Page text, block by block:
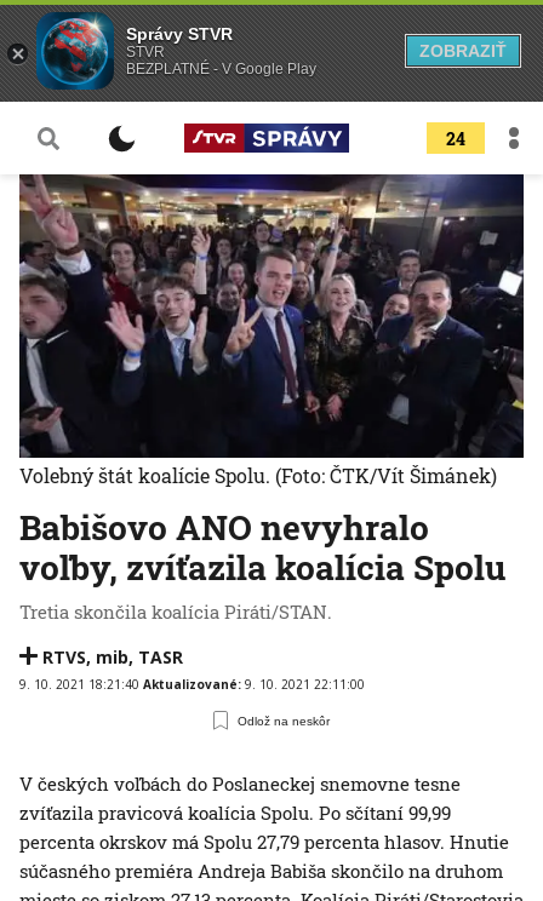
24
Babišovo ANO nevyhralo
voľby, zvíťazila koalícia Spolu
Tretia skončila koalícia Piráti/STAN.
RTVS, mib, TASR
9. 10. 2021 18:21:40 Aktualizované: 9. 10. 2021 22:11:00
Odlož na neskôr
Volebný štát koalície Spolu. (Foto: ČTK/Vít Šimánek)
V českých voľbách do Poslaneckej snemovne tesne
zvíťazila pravicová koalícia Spolu. Po sčítaní 99,99
percenta okrskov má Spolu 27,79 percenta hlasov. Hnutie
súčasného premiéra Andreja Babiša skončilo na druhom
Správy STVR
STVR
BEZPLATNÉ - V Google Play
ZOBRAZIŤ